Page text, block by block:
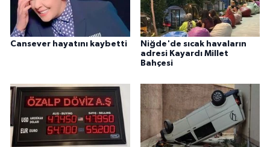
Cansever hayatını kaybetti
Niğde'de sıcak havaların
adresi Kayardı Millet
Bahçesi